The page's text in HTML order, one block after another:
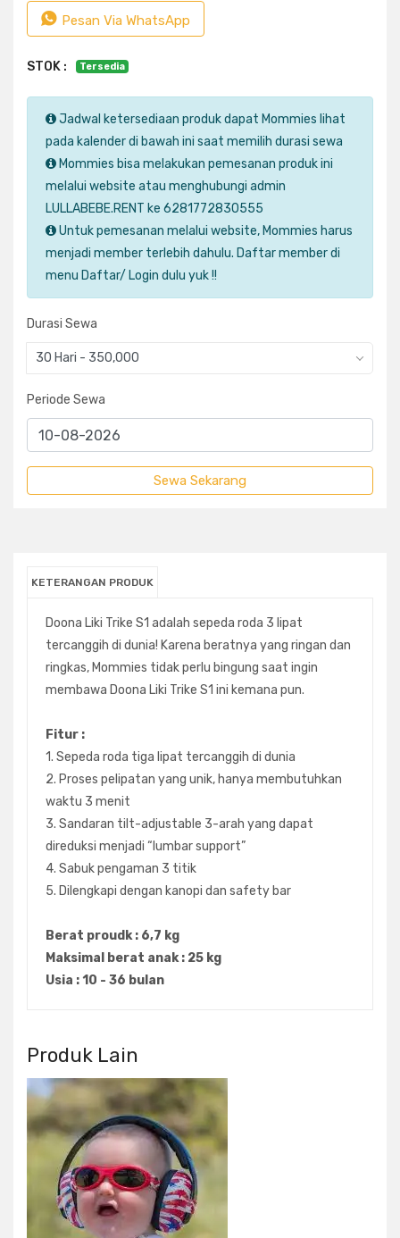
Pesan Via WhatsApp
STOK : Tersedia
Jadwal ketersediaan produk dapat Mommies lihat
pada kalender di bawah ini saat memilih durasi sewa
Mommies bisa melakukan pemesanan produk ini
melalui website atau menghubungi admin
LULLABEBE.RENT ke 6281772830555
Untuk pemesanan melalui website, Mommies harus
menjadi member terlebih dahulu. Daftar member di
menu Daftar/ Login dulu yuk !!
Durasi Sewa
30 Hari - 350,000
Periode Sewa
KETERANGAN PRODUK
Doona Liki Trike S1 adalah sepeda roda 3 lipat
tercanggih di dunia! Karena beratnya yang ringan dan
ringkas, Mommies tidak perlu bingung saat ingin
membawa Doona Liki Trike S1 ini kemana pun.
Fitur :
1. Sepeda roda tiga lipat tercanggih di dunia
2. Proses pelipatan yang unik, hanya membutuhkan
waktu 3 menit
3. Sandaran tilt-adjustable 3-arah yang dapat
direduksi menjadi “lumbar support”
4. Sabuk pengaman 3 titik
5. Dilengkapi dengan kanopi dan safety bar
Berat proudk : 6,7 kg
Maksimal berat anak : 25 kg
Usia : 10 - 36 bulan
Produk Lain